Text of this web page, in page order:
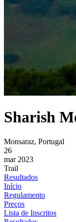
Sharish
Monsaraz, Portugal
26
mar 2023
Trail
Resultados
Início
Regulamento
Preços
Lista de Inscritos